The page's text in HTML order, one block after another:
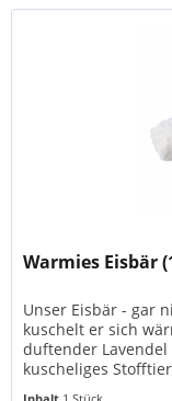
Warmies Eisbär
Unser Eisbär - gar
kuschelt er sich
duftender
kuscheliges